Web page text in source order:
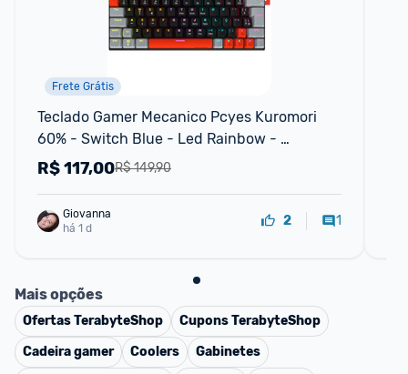
Frete Grátis
Teclado Gamer Mecanico Pcyes Kuromori
60% - Switch Blue - Led Rainbow -
Ptkm60bl
R$ 149,90
R$117,00
Giovanna
há 1 d
2 1
Mais opções
OfertasTerabyteShop CuponsTerabyteShop
Cadeira gamer
Coolers
Gabinetes